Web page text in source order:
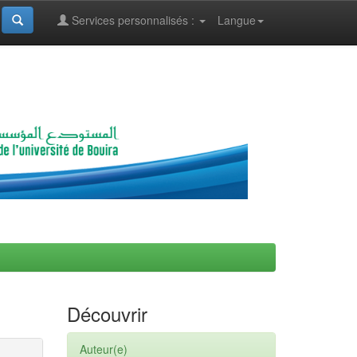
Langue
Services personnalisés :
Découvrir
Auteur(e)